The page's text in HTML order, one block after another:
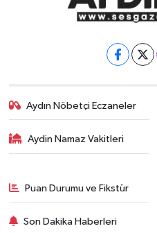
Aydın Nöbetçi Eczaneler
Aydin Namaz Vakitleri
Puan Durumu ve Fikstür
Son Dakika Haberleri